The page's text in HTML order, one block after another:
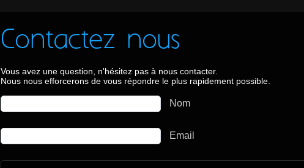
Contactez nous
Vous avez une question, n'hésitez pas à nous contacter.
Nous nous efforcerons de vous répondre le plus rapidement possible.
Nom
Email